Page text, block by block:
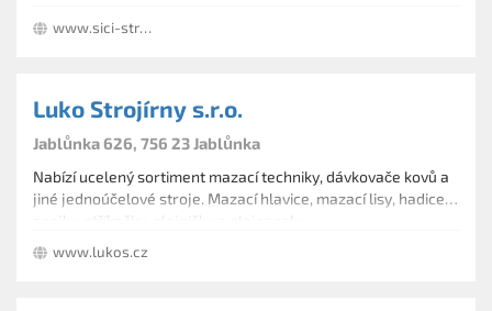
www.sici-stroje.eu
Luko Strojírny s.r.o.
Jablůnka 626, 756 23 Jablůnka
Nabízí ucelený sortiment mazací techniky, dávkovače kovů a
jiné jednoúčelové stroje. Mazací hlavice, mazací lisy, hadice a
www.lukos.cz